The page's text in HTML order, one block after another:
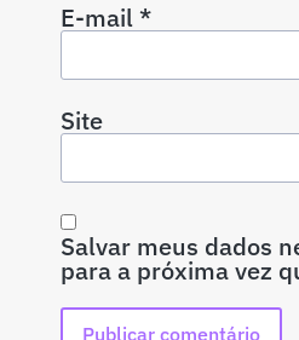
E-mail*
Site
Salvar meus dados
para a próxima vez